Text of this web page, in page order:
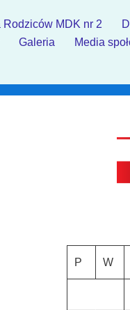
Rodziców MDK nr 2
Galeria Media
P W